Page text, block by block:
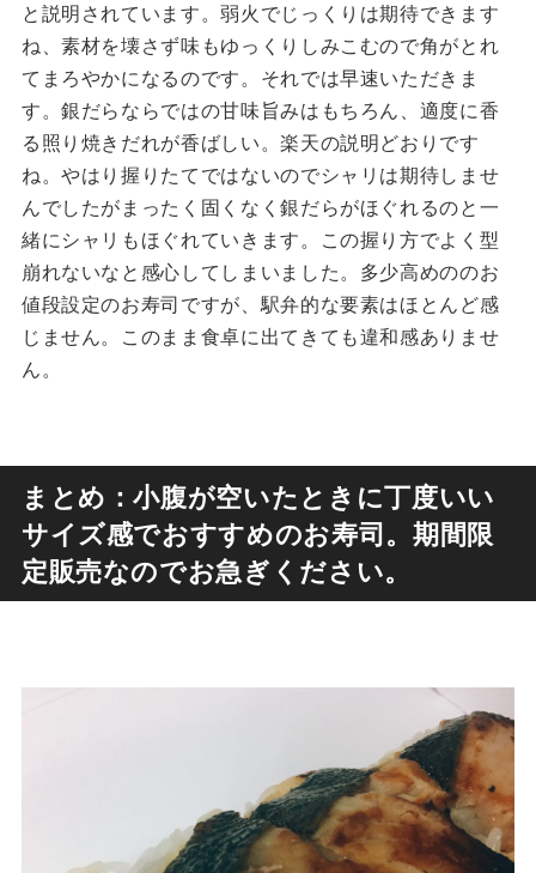
と説明されています。弱火でじっくりは期待できます
ね、素材を壊さず味もゆっくりしみこむので角がとれ
てまろやかになるのです。それでは早速いただきま
す。銀だらならではの甘味旨みはもちろん、適度に香
る照り焼きだれが香ばしい。楽天の説明どおりです
ね。やはり握りたてではないのでシャリは期待しませ
んでしたがまったく固くなく銀だらがほぐれるのと一
緒にシャリもほぐれていきます。この握り方でよく型
崩れないなと感心してしまいました。多少高めののお
値段設定のお寿司ですが、駅弁的な要素はほとんど感
じません。このまま食卓に出てきても違和感ありませ
ん。
まとめ：小腹が空いたときに丁度いい
サイズ感でおすすめのお寿司。期間限
定販売なのでお急ぎください。